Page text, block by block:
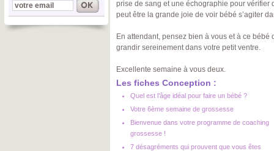
prise de sang et une échographie pour vérifier
peut être la grande joie de voir bébé s’agiter
En attendant, pensez bien à vous et à ce bébé
grandir sereinement dans votre petit ventre.
Excellente semaine à vous deux.
Les fiches Conception :
Quel est l’âge idéal pour faire un bébé ?
Votre 6ème semaine de grossesse
Bienvenue dans votre programme de coaching
grossesse !
7 désagréments qui prouvent que vous êtes